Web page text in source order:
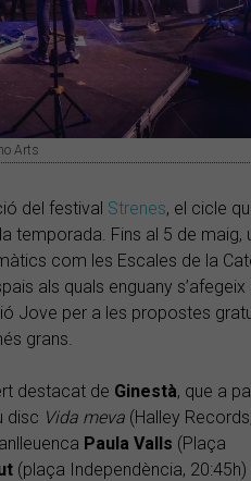
Arts
del festival Strenes, el cicle
temporada. Fins al 5 de maig,
com les Escales de la
als quals enguany s’afegeix
Jove per a les propostes
grans.
destacat de Ginestà, que a
disc Vida meva (Halley Records,
Paula Valls (Plaça
(plaça Independència, 20:45h)